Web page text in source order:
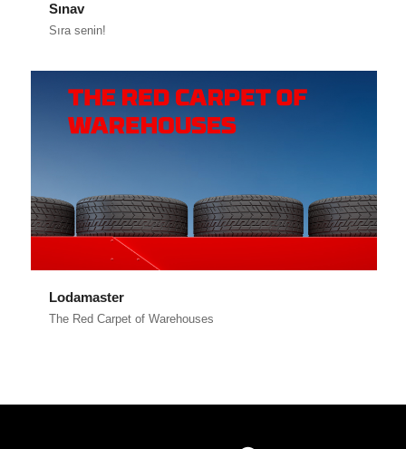
Sınav
Sıra senin!
Lodamaster
The Red Carpet of Warehouses